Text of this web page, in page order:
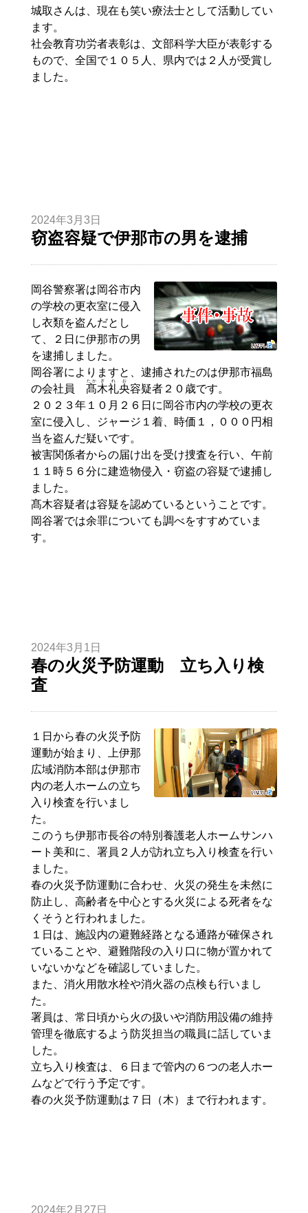
城取さんは、現在も笑い療法士として活動してい
ます。
社会教育功労者表彰は、文部科学大臣が表彰する
もので、全国で１０５人、県内では２人が受賞し
ました。
2024年3月3日
窃盗容疑で伊那市の男を逮捕
岡谷警察署は岡谷市内
の学校の更衣室に侵入
し衣類を盗んだとし
て、２日に伊那市の男
を逮捕しました。
岡谷署によりますと、逮捕されたのは伊那市福島
の会社員髙
たか
木
ぎ
礼
れ
央
お
容疑者２０歳です。
２０２３年１０月２６日に岡谷市内の学校の更衣
室に侵入し、ジャージ１着、時価１，０００円相
当を盗んだ疑いです。
被害関係者からの届け出を受け捜査を行い、午前
１１時５６分に建造物侵入・窃盗の容疑で逮捕し
ました。
髙木容疑者は容疑を認めているということです。
岡谷署では余罪についても調べをすすめていま
す。
2024年3月1日
春の火災予防運動 立ち入り検
査
１日から春の火災予防
運動が始まり、上伊那
広域消防本部は伊那市
内の老人ホームの立ち
入り検査を行いまし
た。
このうち伊那市長谷の特別養護老人ホームサンハ
ート美和に、署員２人が訪れ立ち入り検査を行い
ました。
春の火災予防運動に合わせ、火災の発生を未然に
防止し、高齢者を中心とする火災による死者をな
くそうと行われました。
１日は、施設内の避難経路となる通路が確保され
ていることや、避難階段の入り口に物が置かれて
いないかなどを確認していました。
また、消火用散水栓や消火器の点検も行いまし
た。
署員は、常日頃から火の扱いや消防用設備の維持
管理を徹底するよう防災担当の職員に話していま
した。
立ち入り検査は、６日まで管内の６つの老人ホー
ムなどで行う予定です。
春の火災予防運動は７日（木）まで行われます。
2024年2月27日